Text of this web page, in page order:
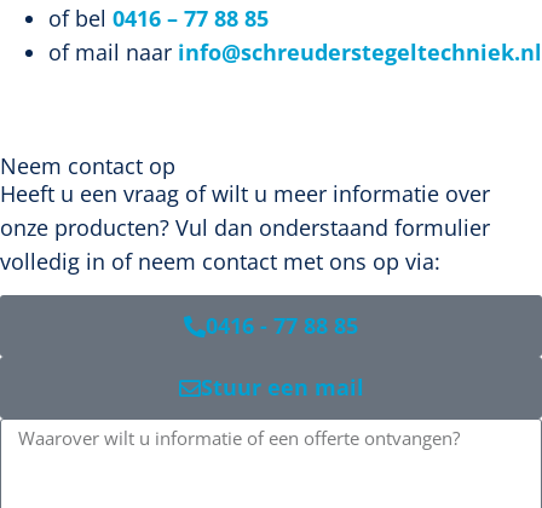
of bel 0416 – 77 88 85
of mail naar info@schreuderstegeltechniek.nl
Neem contact op
Heeft u een vraag of wilt u meer informatie over
onze producten? Vul dan onderstaand formulier
volledig in of neem contact met ons op via:
0416 - 77 88 85
Stuur een mail